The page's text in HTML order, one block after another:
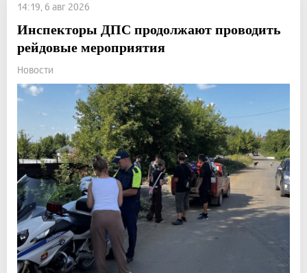
14:19, 6 авг 2026
Инспекторы ДПС продолжают проводить
рейдовые мероприятия
Новости